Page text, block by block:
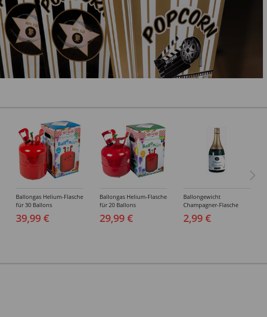
Ballongas Helium-Flasche
für 30 Ballons
39,99 €
Ballongas Helium-Flasche
für 20 Ballons
29,99 €
Ballongewicht
Champagner-Flasche
2,99 €